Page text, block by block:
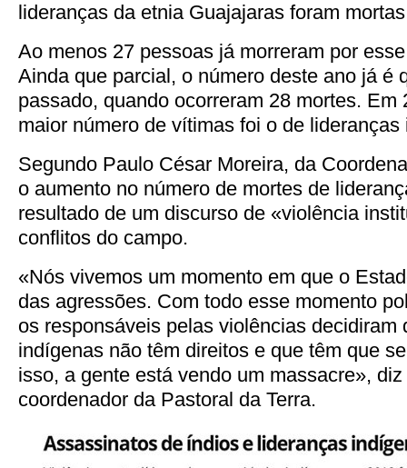
lideranças da etnia Guajajaras foram
Ao menos 27 pessoas já morreram por
Ainda que parcial, o número deste ano já é
passado, quando ocorreram 28 mortes. Em
maior número de vítimas foi o de lideranças
Segundo Paulo César Moreira, da
o aumento no número de mortes de
resultado de um discurso de «violência
conflitos do campo.
«Nós vivemos um momento em que o
das agressões. Com todo esse momento
os responsáveis pelas violências decidiram
indígenas não têm direitos e que têm que
isso, a gente está vendo um massacre»,
coordenador da Pastoral da Terra.